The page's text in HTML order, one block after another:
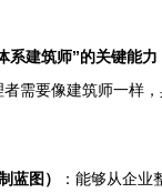
系建筑师”的关键能力
需要像建筑师一样
蓝图）
：能够从企业